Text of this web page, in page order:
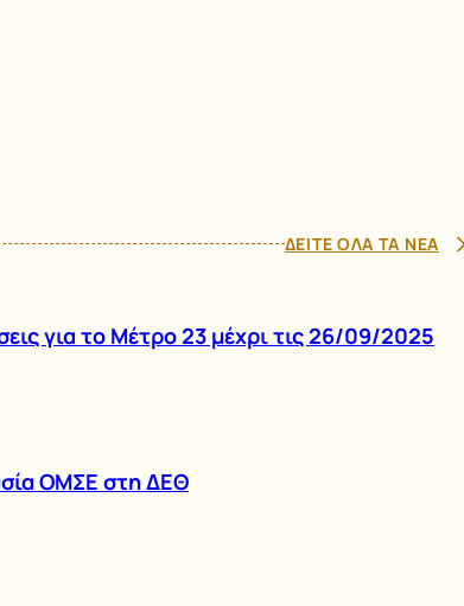
ΔΕΙΤΕ ΟΛΑ ΤΑ ΝΕΑ
για το Μέτρο 23 μέχρι τις 26/09/2025
ΟΜΣΕ στη ΔΕΘ